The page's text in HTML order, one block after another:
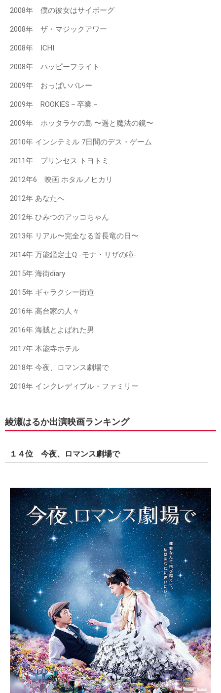
2008年 僕の彼女はサイボーグ
2008年 ザ・マジックアワー
2008年 ICHI
2008年 ハッピーフライト
2009年 おっぱいバレー
2009年 ROOKIES－卒業－
2009年 ホッタラケの島 〜遥と魔法の鏡〜
2010年 インシテミル 7日間のデス・ゲーム
2011年 プリンセス トヨトミ
2012年6 映画 ホタルノヒカリ
2012年 あなたへ
2012年 ひみつのアッコちゃん
2013年 リアル〜完全なる首長竜の日〜
2014年 万能鑑定士Q -モナ・リザの瞳-
2015年 海街diary
2015年 ギャラクシー街道
2016年 高台家の人々
2016年 海賊とよばれた男
2017年 本能寺ホテル
2018年 今夜、ロマンス劇場で
2018年 インクレディブル・ファミリー
綾瀬はるか出演映画ランキング
１４位 今夜、ロマンス劇場で